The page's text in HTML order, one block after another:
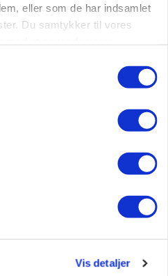
eller som de har indsamlet
Du samtykker til vores
Vis detaljer